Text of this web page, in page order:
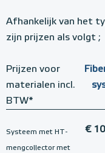
Afhankelijk van het
zijn prijzen als volgt ;
Prijzen voor
materialen incl.
BTW*
Systeem met HT-
mengcollector met
€